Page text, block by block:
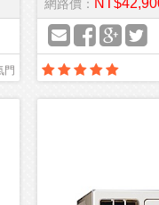
門
網路價：